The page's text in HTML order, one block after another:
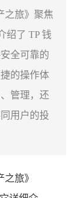
之旅》聚焦
绍了 TP 钱
全可靠的
的操作体
管理，还
用户的投
旅》